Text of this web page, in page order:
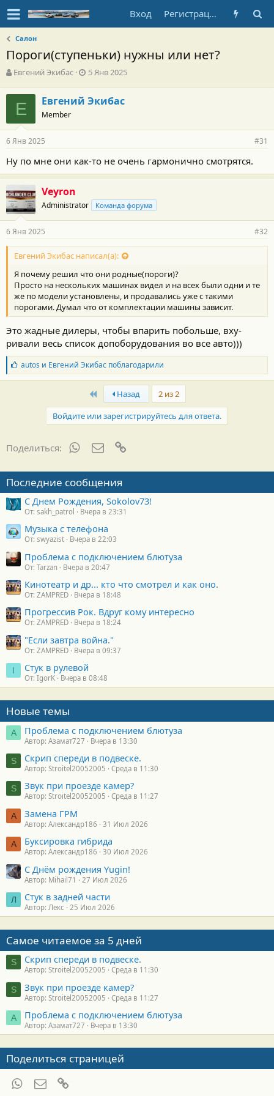
Вход Регистрация
Салон
Пороги(ступеньки) нужны или нет?
А
т
о
р
т
е
м
ы
Евгений Экибас
Д
а
а
л
5 Янв 2025
Е Евгений Экибас
Member
6 Янв 2025 #31
Ну по мне они как-то не очень гармонично смотрятся.
Veyron
Administrator Команда форума
6 Янв 2025 #32
Евгений Экибас написал(а):
Я почему решил что они родные(пороги)?
Просто на нескольких машинах видел и на всех были одни и те
же по модели установлены, и продавались уже с такими
порогами. Думал что от комплектации машины зависит.
Это жадные дилеры, чтобы впарить побольше, вху-
ривали весь список допоборудования во все авто)))
Б
л
а
о
т
и
:
autos и Евгений Экибаспоблагодарили
First Назад
2 из 2
Войдите или зарегистрируйтесь для ответа.
Поделиться: WhatsAppЭлектронная почта
Последние сообщения
С Днем Рождения, Sokolov73!
От: sakh_patrol Вчера в 23:31
Музыка с телефона
От: swyazist Вчера в 22:03
Проблема с подключением блютуза
От: Tarzan Вчера в 20:47
Кинотеатр и др... кто что смотрел и как оно.
От: ZAMPRED Вчера в 18:48
Прогрессив Рок. Вдруг кому интересно
От: ZAMPRED Вчера в 18:24
"Если завтра война."
От: ZAMPRED Вчера в 09:37
I Стук в рулевой
От: IgorK Вчера в 08:48
Новые темы
А Проблема с подключением блютуза
Автор: Азамат727 Вчера в 13:30
S Скрип спереди в подвеске.
Автор: Stroitel20052005 Среда в 11:30
S Звук при проезде камер?
Автор: Stroitel20052005 Среда в 11:27
А Замена ГРМ
Автор: Александр186 31 Июл 2026
А Буксировка гибрида
Автор: Александр186 30 Июл 2026
С Днём рождения Yugin!
Автор: Mihail71 27 Июл 2026
Л Стук в задней части
Автор: Лекс 25 Июл 2026
Самое читаемое за 5 дней
S Скрип спереди в подвеске.
Автор: Stroitel20052005 Среда в 11:30
S Звук при проезде камер?
Автор: Stroitel20052005 Среда в 11:27
А Проблема с подключением блютуза
Автор: Азамат727 Вчера в 13:30
Поделиться страницей
WhatsAppЭлектронная почта